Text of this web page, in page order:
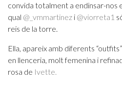
convida totalment a endinsar-nos
qual @_vmmartinez i @viorreta1
reis de la torre.
Ella, apareix amb diferents
en llenceria, molt femenina i
rosa de Ivette.